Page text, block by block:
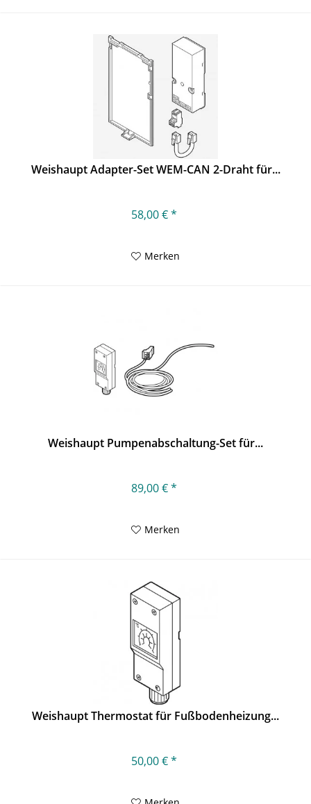
Weishaupt Adapter-Set WEM-CAN 2-Draht für...
58,00 € *
Merken
Weishaupt Pumpenabschaltung-Set für...
89,00 € *
Merken
Weishaupt Thermostat für Fußbodenheizung...
50,00 € *